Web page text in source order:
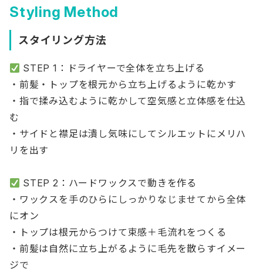
Styling Method
スタイリング方法
STEP 1：ドライヤーで全体を立ち上げる
・前髪・トップを根元から立ち上げるように乾かす
・指で揉み込むように乾かして空気感と立体感を仕込
む
・サイドと襟足は潰し気味にしてシルエットにメリハ
リを出す
STEP 2：ハードワックスで動きを作る
・ワックスを手のひらにしっかりなじませてから全体
にオン
・トップは根元からつけて束感＋毛流れをつくる
・前髪は自然に立ち上がるように毛先を散らすイメー
ジで